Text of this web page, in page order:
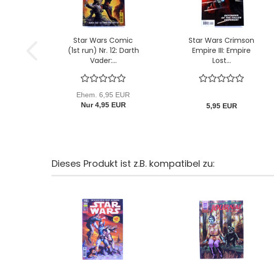
Star Wars Comic
(1st run) Nr. 12: Darth
Vader:...
Ehem. 6,95 EUR
Nur 4,95 EUR
Star Wars Crimson
Empire III: Empire
Lost...
5,95 EUR
Dieses Produkt ist z.B. kompatibel zu: